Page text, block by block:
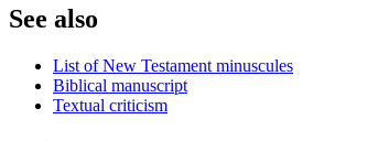
See also
List of New Testament minuscules
Biblical manuscript
Textual criticism